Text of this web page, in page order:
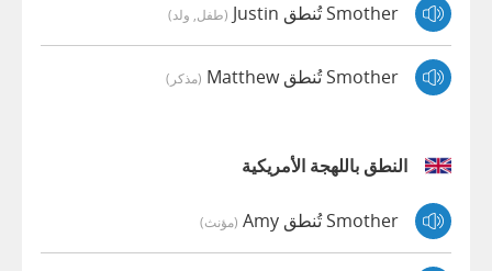
Smother تُنطق Justin (طفل, ولد)
Smother تُنطق Matthew (مذكر)
النطق باللهجة الأمريكية
Smother تُنطق Amy (مؤنث)